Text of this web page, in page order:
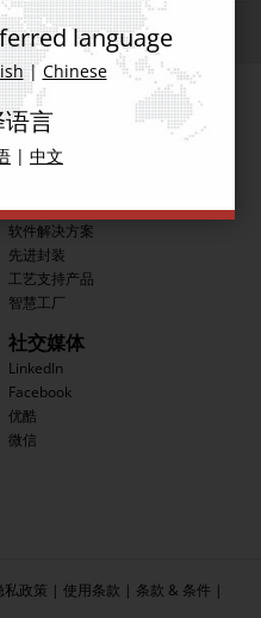
产品
印刷解决方案
检测解决方案
软件解决方案
先进封装
工艺支持产品
智慧工厂
社交媒体
LinkedIn
Facebook
优酷
微信
私政策 | 使用条款 | 条款 & 条件 |
language
| Chinese
言
| 中文